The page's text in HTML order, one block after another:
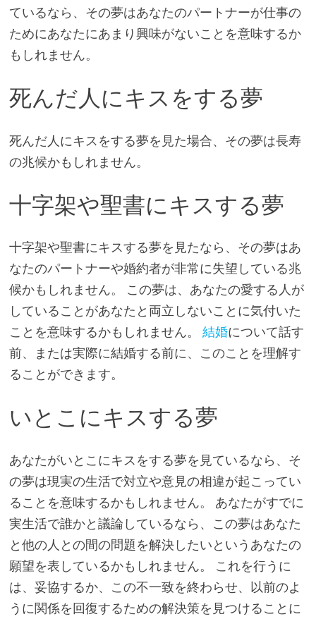
ているなら、その夢はあなたのパートナーが仕事の
ためにあなたにあまり興味がないことを意味するか
もしれません。
死んだ人にキスをする夢
死んだ人にキスをする夢を見た場合、その夢は長寿
の兆候かもしれません。
十字架や聖書にキスする夢
十字架や聖書にキスする夢を見たなら、その夢はあ
なたのパートナーや婚約者が非常に失望している兆
候かもしれません。 この夢は、あなたの愛する人が
していることがあなたと両立しないことに気付いた
ことを意味するかもしれません。 結婚について話す
前、または実際に結婚する前に、このことを理解す
ることができます。
いとこにキスする夢
あなたがいとこにキスをする夢を見ているなら、そ
の夢は現実の生活で対立や意見の相違が起こってい
ることを意味するかもしれません。 あなたがすでに
実生活で誰かと議論しているなら、この夢はあなた
と他の人との間の問題を解決したいというあなたの
願望を表しているかもしれません。 これを行うに
は、妥協するか、この不一致を終わらせ、以前のよ
うに関係を回復するための解決策を見つけることに